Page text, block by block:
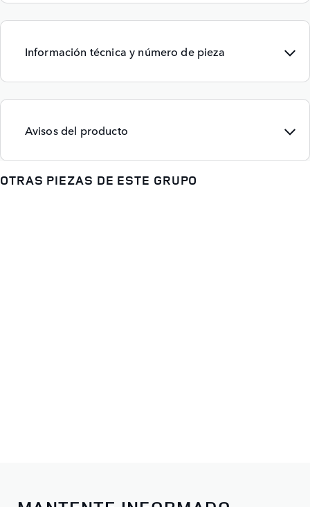
Información técnica y número de pieza
Avisos del producto
OTRAS PIEZAS DE ESTE GRUPO